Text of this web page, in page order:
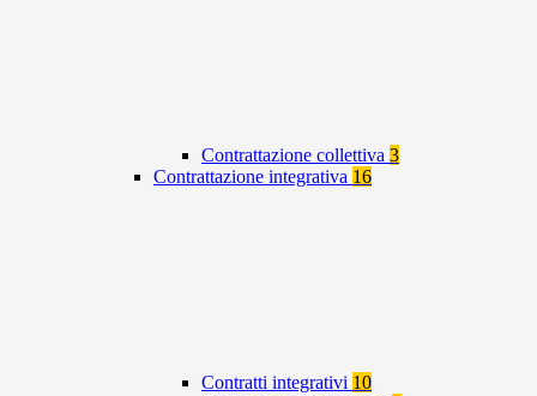
Contrattazione collettiva 3
Contrattazione integrativa 16
Contratti integrativi 10